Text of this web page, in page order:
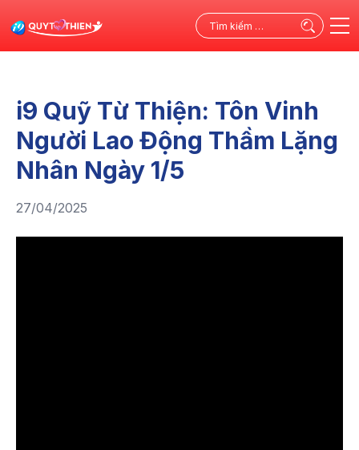
kiếm
i9 Quỹ Từ Thiện: Tôn Vinh
Người Lao Động Thầm Lặng
Nhân Ngày 1/5
27/04/2025